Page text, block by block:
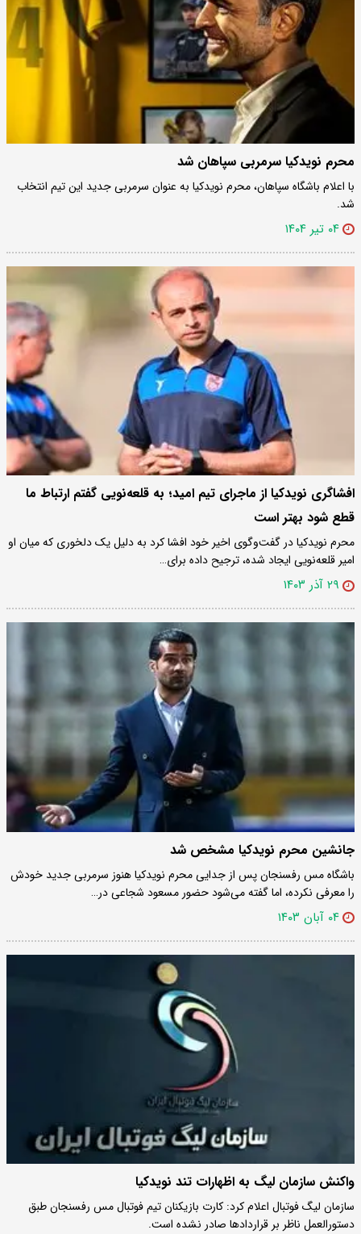
محرم نویدکیا سرمربی سپاهان شد
با اعلام باشگاه سپاهان، محرم نویدکیا به عنوان سرمربی جدید این تیم انتخاب
شد.
۰۴ تیر ۱۴۰۴
افشاگری نویدکیا از ماجرای تیم امید؛ به قلعه‌نویی گفتم ارتباط ما
قطع شود بهتر است
محرم نویدکیا در گفت‌وگوی اخیر خود افشا کرد به دلیل یک دلخوری که میان او
امیر قلعه‌نویی ایجاد شده، ترجیح داده برای…
۲۹ آذر ۱۴۰۳
جانشین محرم نویدکیا مشخص شد
باشگاه مس رفسنجان پس از جدایی محرم نویدکیا هنوز سرمربی جدید خودش
را معرفی نکرده، اما گفته می‌شود حضور مسعود شجاعی در…
۰۴ آبان ۱۴۰۳
واکنش سازمان لیگ به اظهارات تند نویدکیا
سازمان لیگ فوتبال اعلام کرد: کارت بازیکنان تیم فوتبال مس رفسنجان طبق
دستورالعمل ناظر بر قراردادها صادر نشده است.